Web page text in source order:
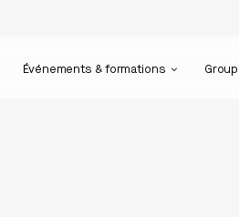
Événements & formations